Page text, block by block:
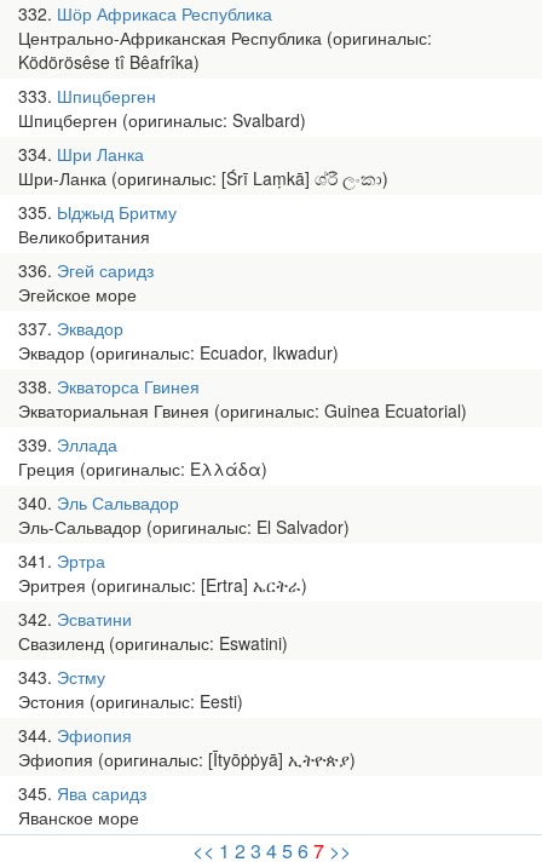
332 Шӧр Африкаса Республика
Центрально-Африканская Республика (оригиналыс:
Ködörösêse tî Bêafrîka)
333 Шпицберген
Шпицберген (оригиналыс: Svalbard)
334 Шри Ланка
Шри-Ланка (оригиналыс: [Śrī Laṃkā] ශ්රී ලංකා)
335 Ыджыд Бритму
Великобритания
336 Эгей саридз
Эгейское море
337 Эквадор
Эквадор (оригиналыс: Ecuador, Ikwadur)
338 Экваторса Гвинея
Экваториальная Гвинея (оригиналыс: Guinea Ecuatorial)
339 Эллада
Греция (оригиналыс: Ελλάδα)
340 Эль Сальвадор
Эль-Сальвадор (оригиналыс: El Salvador)
341 Эртра
Эритрея (оригиналыс: [Ertra] ኤርትራ)
342 Эсватини
Свазиленд (оригиналыс: Eswatini)
343 Эстму
Эстония (оригиналыс: Eesti)
344 Эфиопия
Эфиопия (оригиналыс: [Ītyōṗṗyā] ኢትዮጵያ)
345 Ява саридз
Яванское море
<< 1 23 4567 >>